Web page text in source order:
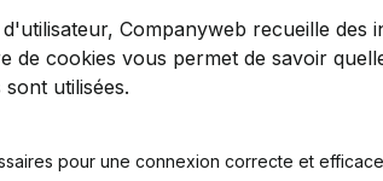
Choisissez des informations rapides ou
Recevez des mises à jour sur les
Companyweb recueille
de cookies vous permet de savoir
utilisées.
pour une connexion correcte et